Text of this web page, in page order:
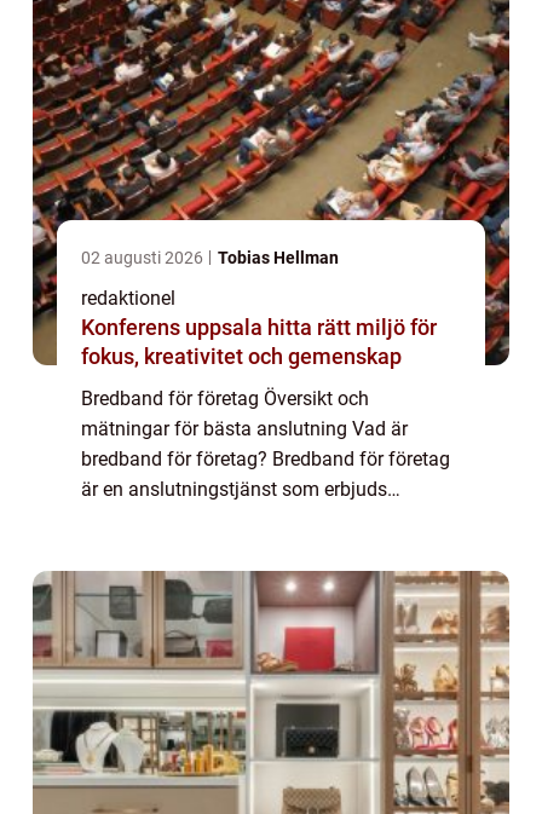
02 augusti 2026 Tobias Hellman
redaktionel
Konferens uppsala hitta rätt miljö för
fokus, kreativitet och gemenskap
Bredband för företag Översikt och
mätningar för bästa anslutning Vad är
bredband för företag? Bredband för företag
är en anslutningstjänst som erbjuds
som är a...